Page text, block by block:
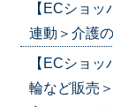
【ECショ
連動＞介護
【ECショ
輪など販売